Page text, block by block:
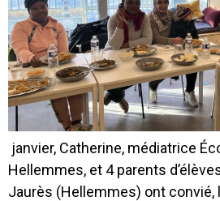
janvier, Catherine, médiatrice
Hellemmes, et 4 parents
Jaurès (Hellemmes) ont convié,